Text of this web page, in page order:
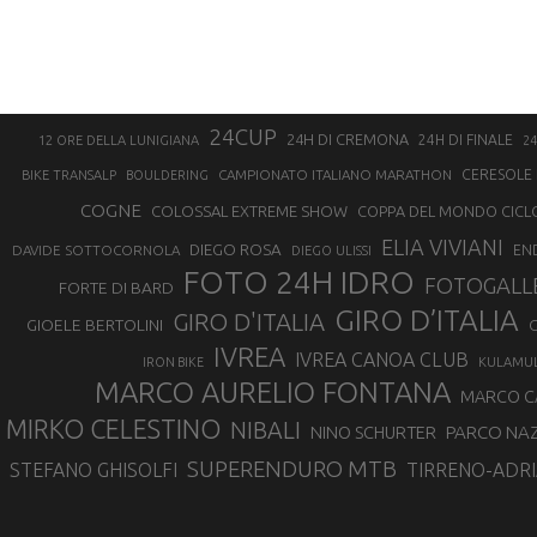
12 ORE DELLA LUNIGIANA 24CUP 24H DI CREMONA 24H DI FINALE
BIKE TRANSALP BOULDERING CAMPIONATO ITALIANO MARATHON CERESOLE
COGNE COLOSSAL EXTREME SHOW COPPA DEL MONDO
DAVIDE SOTTOCORNOLA DIEGO ROSA DIEGO ULISSI ELIA VIVIANI
FORTE DI BARD FOTO 24H IDRO
GIOELE BERTOLINI GIRO D'ITALIA GIRO D’ITALIA
IRON BIKE IVREA IVREA CANOA CLUB
MARCO AURELIO FONTANA MARCO
MIRKO CELESTINO NIBALI NINO SCHURTER PARCO
STEFANO GHISOLFI SUPERENDURO MTB TIRRENO-